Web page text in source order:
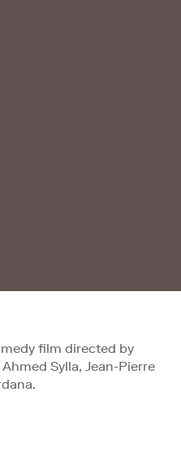
film directed by
Sylla, Jean-Pierre